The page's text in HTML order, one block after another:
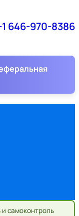
646-970-8386
и самоконтроль